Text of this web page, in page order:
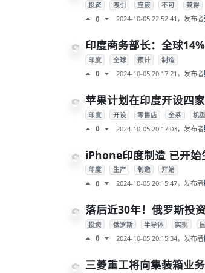
投资 吸引 应该 不可 兼得
0 2024-10-05 22:52:41 ，发布者
印度商务部长：全球
印度 全球 预计 制造
0 2024-10-05 20:17:21 ，发布者
苹果计划在印度开设四
印度 开设 零售店 全系 机型
0 2024-10-05 20:17:03，发布者
iPhone印度制造 已开
印度 生产 制造 开始
0 2024-10-05 20:15:47，发布者
落后近30年！俄罗斯投
投资 俄罗斯 半导体 实现
0 2024-10-05 20:15:34，发布者
三菱重工将向集装箱业